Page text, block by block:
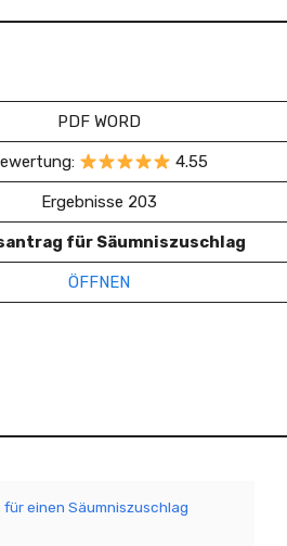
PDF WORD
4.55
Ergebnisse 203
für Säumniszuschlag
ÖFFNEN
einen Säumniszuschlag